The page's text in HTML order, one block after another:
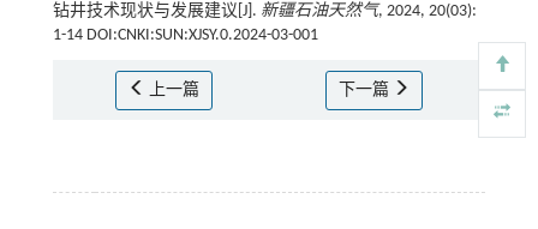
钻井技术现状与发展建议[J]. 新疆石油天然气, 2024, 20(03):
1-14 DOI:CNKI:SUN:XJSY.0.2024-03-001
上一篇 下一篇